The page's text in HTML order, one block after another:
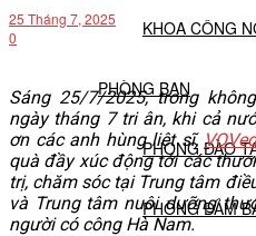
KHOA CÔNG
PHÒNG BAN
PHÒNG ĐÀO
PHÒNG ĐẢM
25 Tháng 7, 2025
0
Sáng 25/7/2025, trong
ngày tháng 7 tri ân, khi cả
ơn các anh hùng liệt sĩ,
quà đầy xúc động tới các
trị, chăm sóc tại Trung tâm
và Trung tâm nuôi dưỡng
người có công Hà Nam.